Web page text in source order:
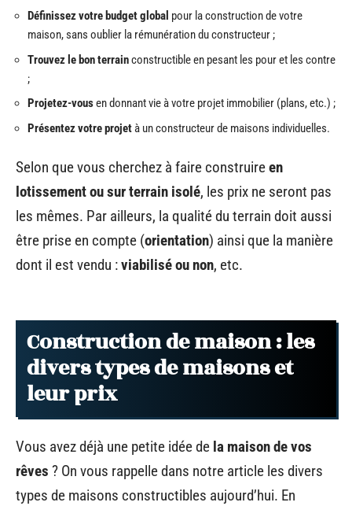
Définissez votre budget global pour la construction de votre
maison, sans oublier la rémunération du constructeur ;
Trouvez le bon terrainconstructible en pesant les pour et les contre
;
Projetez-vousen donnant vie à votre projet immobilier (plans, etc.) ;
Présentez votre projetà un constructeur de maisons individuelles.
Selon que vous cherchez à faire construireen
lotissement ou sur terrain isolé, les prix ne seront pas
les mêmes. Par ailleurs, la qualité du terrain doit aussi
être prise en compte (orientation) ainsi que la manière
dont il est vendu :viabilisé ou non, etc.
Construction de maison : les
divers types de maisons et
leur prix
Vous avez déjà une petite idée de la maison de vos
rêves ? On vous rappelle dans notre article les divers
types de maisons constructibles aujourd’hui. En